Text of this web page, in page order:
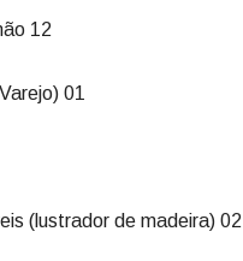
12
01
(lustrador de madeira) 02